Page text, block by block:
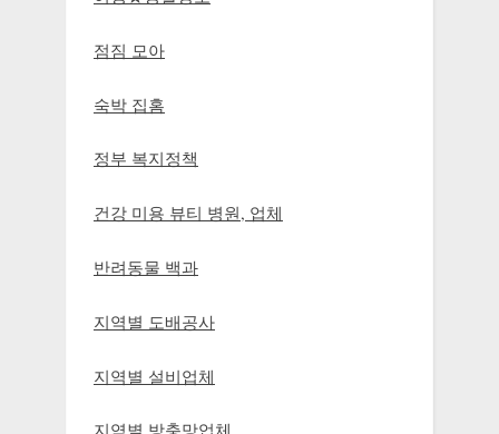
점짐 모아
숙박 집홈
정부 복지정책
건강 미용 뷰티 병원, 업체
반려동물 백과
지역별 도배공사
지역별 설비업체